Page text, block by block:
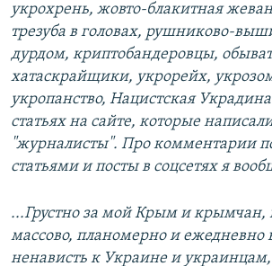
укрохрень, жовто-блакитная
трезуба в головах, рушниково-
дурдом, криптобандеровцы,
хатаскрайщики, укрорейх,
укропанство, Нацистская
статьях на сайте, которые
"журналисты". Про комментарии
статьями и посты в соцсетях я
...Грустно за мой Крым и крымчан,
массово, планомерно и ежедневно
ненависть к Украине и украинцам,